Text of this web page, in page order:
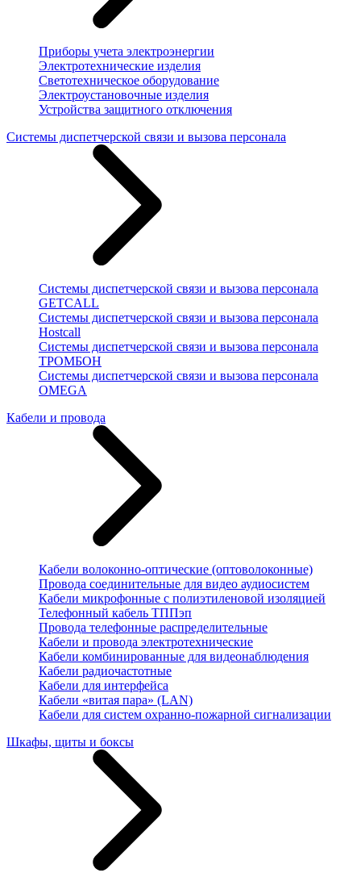
Приборы учета электроэнергии
Электротехнические изделия
Светотехническое оборудование
Электроустановочные изделия
Устройства защитного отключения
Системы диспетчерской связи и вызова персонала
Системы диспетчерской связи и вызова персонала
GETCALL
Системы диспетчерской связи и вызова персонала
Hostcall
Системы диспетчерской связи и вызова персонала
ТРОМБОН
Системы диспетчерской связи и вызова персонала
OMEGA
Кабели и провода
Кабели волоконно-оптические (оптоволоконные)
Провода соединительные для видео аудиосистем
Кабели микрофонные с полиэтиленовой изоляцией
Телефонный кабель ТППэп
Провода телефонные распределительные
Кабели и провода электротехнические
Кабели комбинированные для видеонаблюдения
Кабели радиочастотные
Кабели для интерфейса
Кабели «витая пара» (LAN)
Кабели для систем охранно-пожарной сигнализации
Шкафы, щиты и боксы